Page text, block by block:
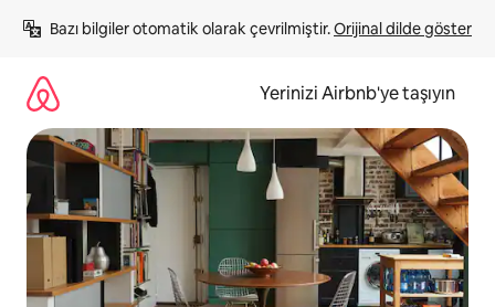
atla
Bazı bilgiler otomatik olarak çevrilmiştir. Orijinal dilde göster
Yerinizi Airbnb'ye taşıyın